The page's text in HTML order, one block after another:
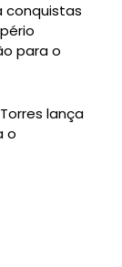
conquistas
para o
lança
o